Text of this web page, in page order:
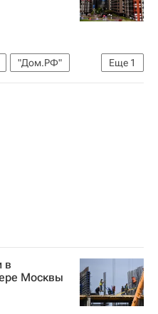
Еще 1
"Дом.РФ"
в
Москвы